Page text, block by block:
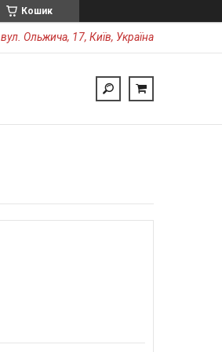
Кошик
вул. Ольжича, 17, Київ, Україна